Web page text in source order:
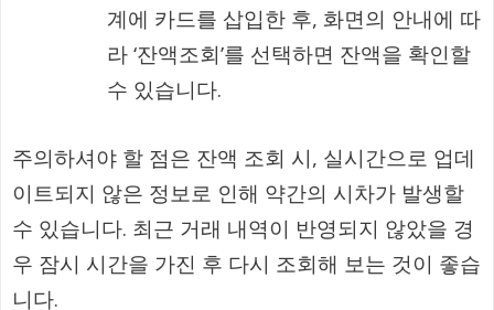
계에 카드를 삽입한 후, 화면의 안내에 따
라 ‘잔액조회’를 선택하면 잔액을 확인할
수 있습니다.
주의하셔야 할 점은 잔액 조회 시, 실시간으로 업데
이트되지 않은 정보로 인해 약간의 시차가 발생할
수 있습니다. 최근 거래 내역이 반영되지 않았을 경
우 잠시 시간을 가진 후 다시 조회해 보는 것이 좋습
니다.